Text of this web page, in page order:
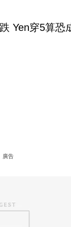
Yen穿5算恐
廣告